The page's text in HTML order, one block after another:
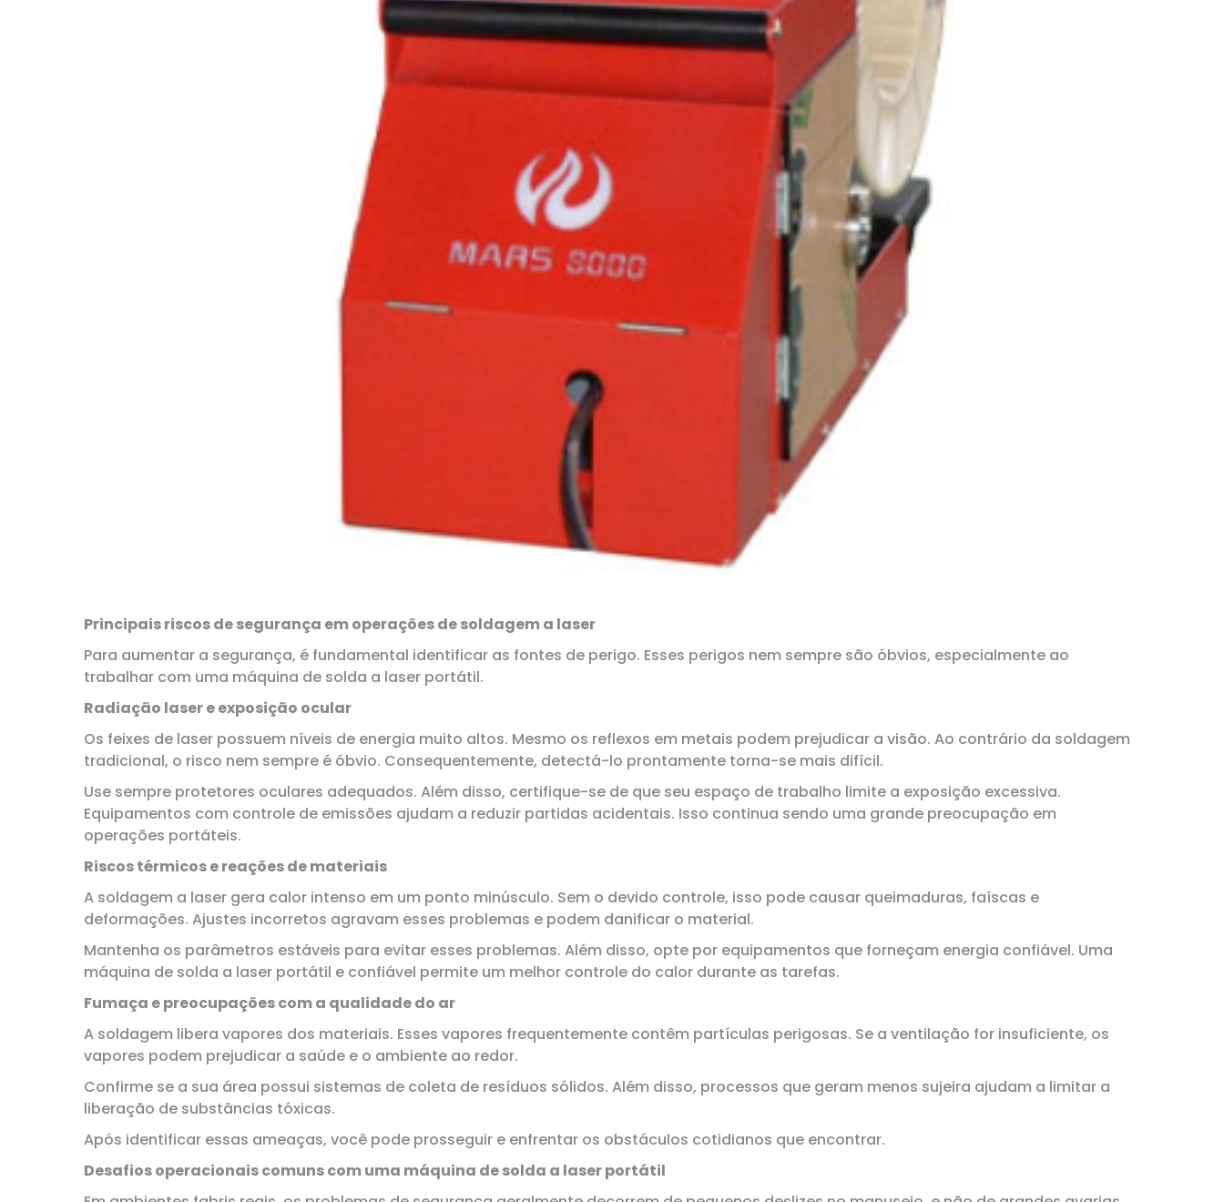
Principais riscos de segurança em operações de soldagem a laser
Para aumentar a segurança, é fundamental identificar as fontes de perigo. Esses perigos nem sempre são óbvios, especialmente ao
trabalhar com uma máquina de solda a laser portátil.
Radiação laser e exposição ocular
Os feixes de laser possuem níveis de energia muito altos. Mesmo os reflexos em metais podem prejudicar a visão. Ao contrário da soldagem
tradicional, o risco nem sempre é óbvio. Consequentemente, detectá-lo prontamente torna-se mais difícil.
Use sempre protetores oculares adequados. Além disso, certifique-se de que seu espaço de trabalho limite a exposição excessiva.
Equipamentos com controle de emissões ajudam a reduzir partidas acidentais. Isso continua sendo uma grande preocupação em
operações portáteis.
Riscos térmicos e reações de materiais
A soldagem a laser gera calor intenso em um ponto minúsculo. Sem o devido controle, isso pode causar queimaduras, faíscas e
deformações. Ajustes incorretos agravam esses problemas e podem danificar o material.
Mantenha os parâmetros estáveis ​​para evitar esses problemas. Além disso, opte por equipamentos que forneçam energia confiável. Uma
máquina de solda a laser portátil e confiável permite um melhor controle do calor durante as tarefas.
Fumaça e preocupações com a qualidade do ar
A soldagem libera vapores dos materiais. Esses vapores frequentemente contêm partículas perigosas. Se a ventilação for insuficiente, os
vapores podem prejudicar a saúde e o ambiente ao redor.
Confirme se a sua área possui sistemas de coleta de resíduos sólidos. Além disso, processos que geram menos sujeira ajudam a limitar a
liberação de substâncias tóxicas.
Após identificar essas ameaças, você pode prosseguir e enfrentar os obstáculos cotidianos que encontrar.
Desafios operacionais comuns com uma máquina de solda a laser portátil